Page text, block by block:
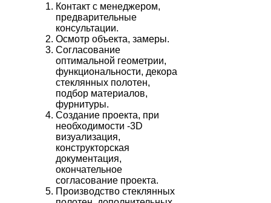
Контакт с менеджером,
предварительные
консультации.
Осмотр объекта, замеры.
Согласование
оптимальной геометрии,
функциональности, декора
стеклянных полотен,
подбор материалов,
фурнитуры.
Создание проекта, при
необходимости -3D
визуализация,
конструкторская
документация,
окончательное
согласование проекта.
Производство стеклянных